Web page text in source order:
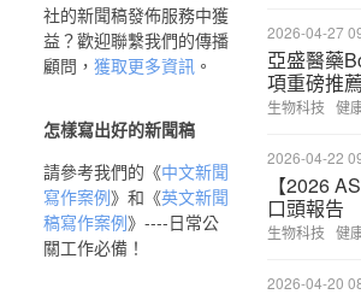
社的新聞稿發佈服務中獲
益？歡迎聯繫我們的傳播
顧問， 獲取更多資訊 。
怎樣寫出好的新聞稿
請參考我們的《中文新聞
寫作案例》和《英文新聞
稿寫作案例》----日常公
關工作必備！
2026-04-27
亞盛醫藥
項重磅推薦
生物科技 健
2026-04-22
【2026
口頭報告
生物科技 健
2026-04-20